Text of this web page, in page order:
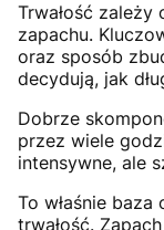
Trwałość
zapachu.
oraz sposób
decydują, jak
Dobrze
przez wiele
intensywne, ale
To właśnie
trwałość.